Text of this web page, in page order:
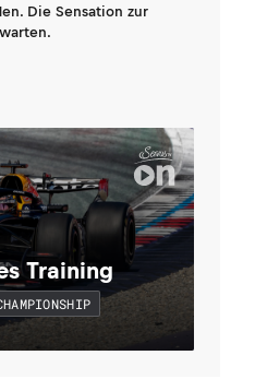
Die Sensation zur
Training